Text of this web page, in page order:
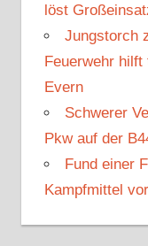
h
löst
Jungstorch
Feuerwehr
Evern
Schwerer
Pkw auf der
Fund einer
Kampfmittel